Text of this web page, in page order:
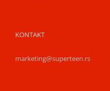
KONTAKT
marketing@superteen.rs